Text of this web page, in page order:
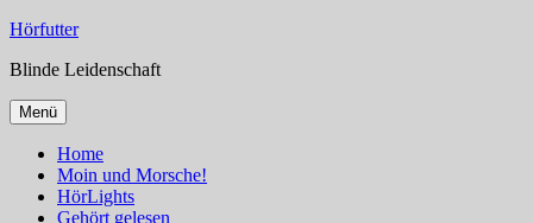
Zum
springen
Hörfutter
Blinde Leidenschaft
Menü
Home
Moin und Morsche!
HörLights
Gehört gelesen